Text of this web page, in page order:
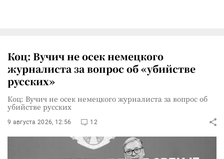
Коц: Вучич не осек немецкого
журналиста за вопрос об «убийстве
русских»
Коц: Вучич не осек немецкого журналиста за вопрос об
убийстве русских
9 августа 2026, 12:56 12